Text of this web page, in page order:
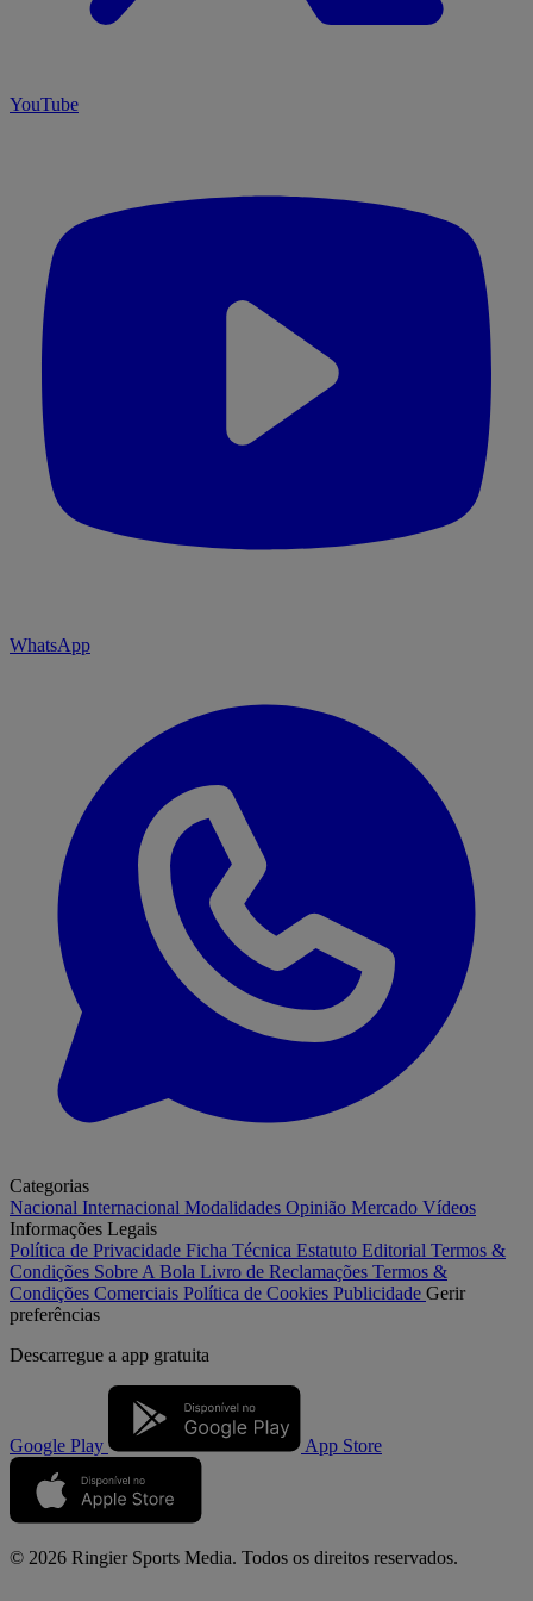
YouTube
WhatsApp
Categorias
Nacional Internacional Modalidades Opinião Mercado Vídeos
Informações Legais
Política de Privacidade Ficha Técnica Estatuto Editorial Termos &
Condições Sobre A Bola Livro de Reclamações Termos &
Condições Comerciais Política de Cookies Publicidade Gerir
preferências
Descarregue a app gratuita
Google Play App Store
© 2026 Ringier Sports Media. Todos os direitos reservados.